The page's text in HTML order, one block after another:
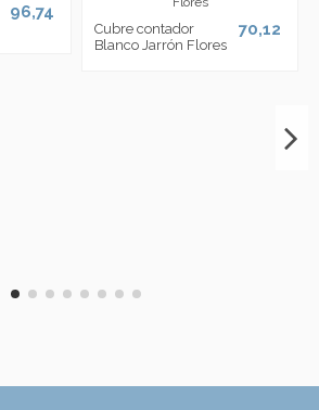
96,74
Cubre contador
Blanco Jarrón Flores
70,12